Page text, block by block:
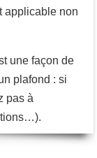
applicable non
une façon de
plafond : si
pas à